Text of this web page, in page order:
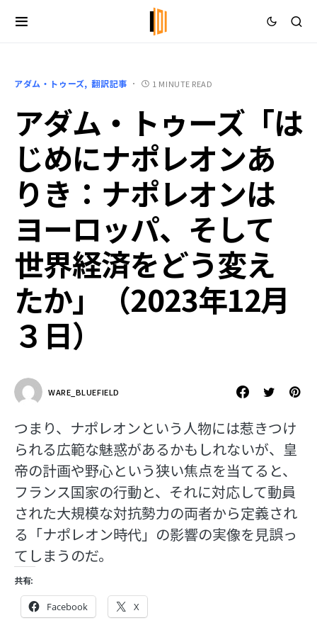
アダム・トゥーズ 翻訳記事 1 MINUTE READ
アダム・トゥーズ「は
じめにナポレオンあ
りき：ナポレオンは
ヨーロッパ、そして
世界経済をどう変え
たか」（2023年12月
３日）
WARE_BLUEFIELD
つまり、ナポレオンという人物には惹きつけ
られる広範な魅惑があるかもしれないが、皇
帝の計画や野心という狭い焦点を当てると、
フランス国家の行動と、それに対応して動員
された大規模な対抗勢力の両者から定義され
る「ナポレオン時代」の影響の実像を見誤っ
てしまうのだ。
共有:
Facebook X